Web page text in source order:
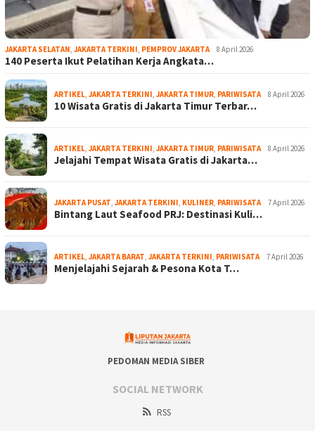
JAKARTA SELATAN, JAKARTA TERKINI, PEMPROV JAKARTA 8 April 2026
140 Peserta Ikut Pelatihan Kerja Angkata…
ARTIKEL, JAKARTA TERKINI, JAKARTA TIMUR, PARIWISATA 8 April 2026
10 Wisata Gratis di Jakarta Timur Terbar…
ARTIKEL, JAKARTA TERKINI, JAKARTA TIMUR, PARIWISATA 8 April 2026
Jelajahi Tempat Wisata Gratis di Jakarta…
JAKARTA PUSAT, JAKARTA TERKINI, KULINER, PARIWISATA 7 April 2026
Bintang Laut Seafood PRJ: Destinasi Kuli…
ARTIKEL, JAKARTA BARAT, JAKARTA TERKINI, PARIWISATA 7 April 2026
Menjelajahi Sejarah & Pesona Kota T…
PEDOMAN MEDIA SIBER
SOCIAL NETWORK
RSS